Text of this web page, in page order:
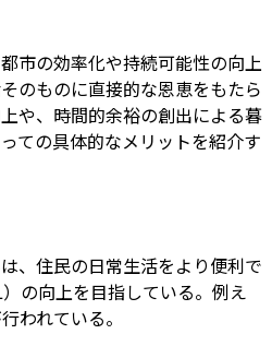
市の効率化や持続可能性の向上
のものに直接的な恩恵をもたら
や、時間的余裕の創出による暮
ての具体的なメリットを紹介す
、住民の日常生活をより便利で
の向上を目指している。例え
われている。